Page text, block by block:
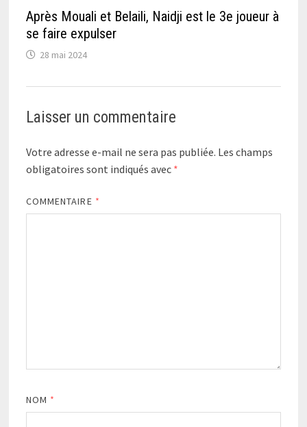
Après Mouali et Belaili, Naidji est le 3e joueur à
se faire expulser
28 mai 2024
Laisser un commentaire
Votre adresse e-mail ne sera pas publiée. Les champs
obligatoires sont indiqués avec *
COMMENTAIRE *
NOM *